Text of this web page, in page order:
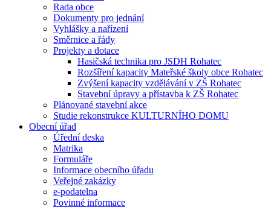
Rada obce
Dokumenty pro jednání
Vyhlášky a nařízení
Směrnice a řády
Projekty a dotace
Hasičská technika pro JSDH Rohatec
Rozšíření kapacity Mateřské školy obce Rohatec
Zvýšení kapacity vzdělávání v ZŠ Rohatec
Stavební úpravy a přístavba k ZŠ Rohatec
Plánované stavební akce
Studie rekonstrukce KULTURNÍHO DOMU
Obecní úřad
Úřední deska
Matrika
Formuláře
Informace obecního úřadu
Veřejné zakázky
e-podatelna
Povinné informace